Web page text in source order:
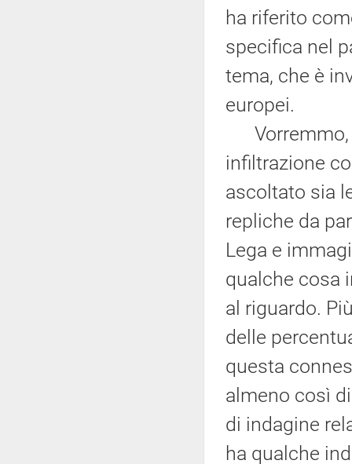
ha riferito
specifica nel
tema, che è
europei.
Vorremmo,
infiltrazione
ascoltato sia
repliche da
Lega e
qualche cosa
al riguardo.
delle
questa
almeno così
di indagine
ha qualche